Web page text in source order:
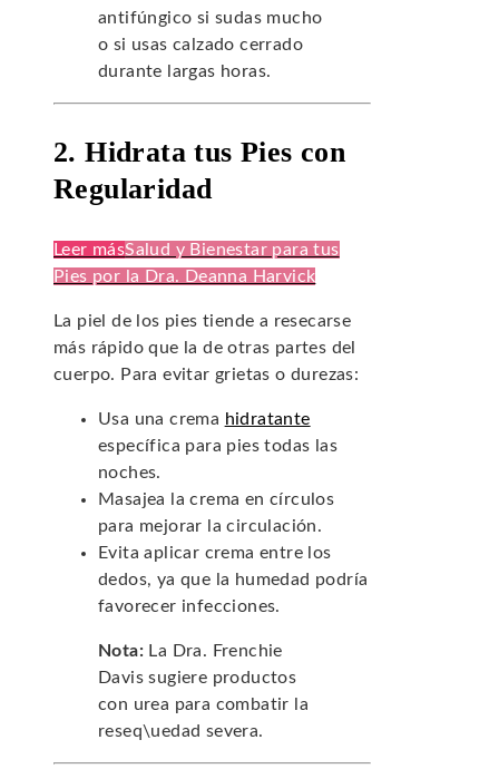
antifúngico si sudas mucho
o si usas calzado cerrado
durante largas horas.
2. Hidrata tus Pies con
Regularidad
Leer másSalud y Bienestar para tus
Pies por la Dra. Deanna Harvick
La piel de los pies tiende a resecarse
más rápido que la de otras partes del
cuerpo. Para evitar grietas o durezas:
Usa una crema hidratante
específica para pies todas las
noches.
Masajea la crema en círculos
para mejorar la circulación.
Evita aplicar crema entre los
dedos, ya que la humedad podría
favorecer infecciones.
Nota: La Dra. Frenchie
Davis sugiere productos
con urea para combatir la
reseq\uedad severa.